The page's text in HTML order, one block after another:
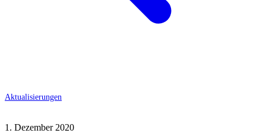
Aktualisierungen
1. Dezember 2020